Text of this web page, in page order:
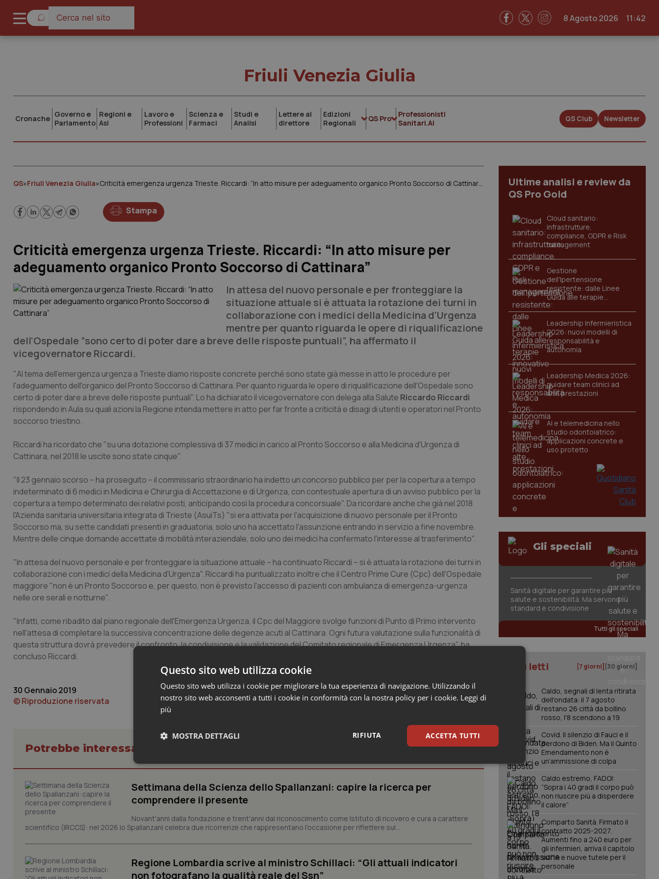
8 Agosto 2026 11:42
Friuli Venezia Giulia
Cronache Governo e
Parlamento
Regioni e
Asl
Lavoro e
Professioni
Scienza e
Farmaci
Studi e
Analisi
Lettere al
direttore
Edizioni
Regionali
QS Pro
Professionisti
Sanitari.AI
QS Club Newsletter
QS»Friuli Venezia Giulia» Criticità emergenza urgenza Trieste. Riccardi: “In atto misure per adeguamento organico Pronto Soccorso di Cattinara”
Stampa
Criticità emergenza urgenza Trieste. Riccardi: “In atto misure per
adeguamento organico Pronto Soccorso di Cattinara”
In attesa del nuovo personale e per fronteggiare la
situazione attuale si è attuata la rotazione dei turni in
collaborazione con i medici della Medicina d'Urgenza
mentre per quanto riguarda le opere di riqualificazione
dell'Ospedale “sono certo di poter dare a breve delle risposte puntuali”, ha affermato il
vicegovernatore Riccardi.
"Al tema dell'emergenza urgenza a Trieste diamo risposte concrete perché sono state già messe in atto le procedure per
l'adeguamento dell'organico del Pronto Soccorso di Cattinara. Per quanto riguarda le opere di riqualificazione dell'Ospedale sono
certo di poter dare a breve delle risposte puntuali". Lo ha dichiarato il vicegovernatore con delega alla Salute Riccardo Riccardi
rispondendo in Aula su quali azioni la Regione intenda mettere in atto per far fronte a criticità e disagi di utenti e operatori nel Pronto
soccorso triestino.
Riccardi ha ricordato che "su una dotazione complessiva di 37 medici in carico al Pronto Soccorso e alla Medicina d'Urgenza di
Cattinara, nel 2018 le uscite sono state cinque".
"Il 23 gennaio scorso – ha proseguito – il commissario straordinario ha indetto un concorso pubblico per per la copertura a tempo
indeterminato di 6 medici in Medicina e Chirurgia di Accettazione e di Urgenza, con contestuale apertura di un avviso pubblico per la
copertura a tempo determinato dei relativi posti, anticipando così la procedura concorsuale". Da ricordare anche che già nel 2018
l'Azienda sanitaria universitaria integrata di Trieste (AsuiTs) "si era attivata per l'acquisizione di nuovo personale per il Pronto
Soccorso ma, su sette candidati presenti in graduatoria, solo uno ha accettato l'assunzione entrando in servizio a fine novembre.
Mentre delle cinque domande accettate di mobilità interaziendale, solo uno dei medici ha confermato l'interesse al trasferimento".
"In attesa del nuovo personale e per fronteggiare la situazione attuale – ha continuato Riccardi – si è attuata la rotazione dei turni in
collaborazione con i medici della Medicina d'Urgenza". Riccardi ha puntualizzato inoltre che il Centro Prime Cure (Cpc) dell'Ospedale
maggiore "non è un Pronto Soccorso e, per questo, non è previsto l'accesso di pazienti con ambulanza di emergenza-urgenza
nelle ore serali e notturne".
"Infatti, come ribadito dal piano regionale dell'Emergenza Urgenza, il Cpc del Maggiore svolge funzioni di Punto di Primo intervento
nell'attesa di completare la successiva concentrazione delle degenze acuti al Cattinara. Ogni futura valutazione sulla funzionalità di
questa struttura dovrà prevedere il confronto, la condivisione e la validazione del Comitato regionale di Emergenza Urgenza", ha
concluso Riccardi.
30 Gennaio 2019
© Riproduzione riservata
Potrebbe interessarti in Friuli Venezia Giulia
Settimana della Scienza dello Spallanzani: capire la ricerca per
comprendere il presente
Novant'anni dalla fondazione e trent'anni dal riconoscimento come Istituto di ricovero e cura a carattere
scientifico (IRCCS): nel 2026 lo Spallanzani celebra due ricorrenze che rappresentano l'occasione per riflettere sul...
Regione Lombardia scrive al ministro Schillaci: “Gli attuali indicatori
non fotografano la qualità reale del Ssn”
Ultime analisi e review da
QS Pro Gold
Cloud sanitario:
infrastrutture,
compliance, GDPR e Risk
management
Gestione
dell'Ipertensione
resistente: dalle Linee
Guida alle terapie
innovative
Leadership Infermieristica
2026: nuovi modelli di
responsabilità e
autonomia
Leadership Medica 2026:
guidare team clinici ad
alte prestazioni
AI e telemedicina nello
studio odontoiatrico:
applicazioni concrete e
uso protetto
Gli speciali
Sanità digitale per garantire più
salute e sostenibilità. Ma servono
standard e condivisione
Tutti gli speciali
I più letti [7 giorni] [30 giorni]
Caldo, segnali di lenta ritirata
dell'ondata: il 7 agosto
restano 26 città da bollino
rosso, l'8 scendono a 19
Covid. Il silenzio di Fauci e il
perdono di Biden. Ma il Quinto
Emendamento non è
un’ammissione di colpa
Caldo estremo, FADOI:
“Sopra i 40 gradi il corpo può
non riuscire più a disperdere
il calore”
Comparto Sanità. Firmato il
contratto 2025-2027.
Aumenti fino a 240 euro per
gli infermieri, arriva il capitolo
sull'IA e nuove tutele per il
personale
Questo sito web utilizza cookie
Questo sito web utilizza i cookie per migliorare la tua esperienza di navigazione. Utilizzando il
nostro sito web acconsenti a tutti i cookie in conformità con la nostra policy per i cookie. Leggi di
più
ACCETTA TUTTI
RIFIUTA
MOSTRA DETTAGLI
Necessari Statistici Marketing
e l'accesso alle aree protette del sito. Il sito web non è in grado di funzionare correttamente senza questi cookie.
Nome
Fornitore /Dominio